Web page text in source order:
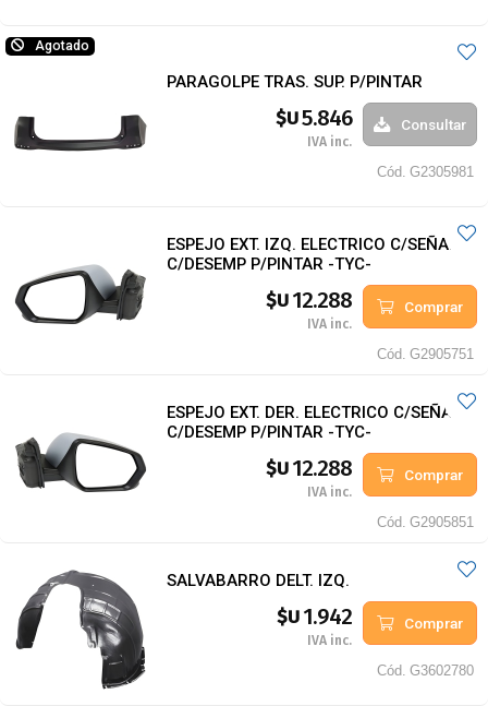
Agotado
PARAGOLPE TRAS. SUP. P/PINTAR
$U5.846
IVA inc.
Consultar
Cód. G2305981
ESPEJO EXT. IZQ. ELECTRICO C/SEÑAL
C/DESEMP P/PINTAR -TYC-
$U12.288
IVA inc.
Comprar
Cód. G2905751
ESPEJO EXT. DER. ELECTRICO C/SEÑAL
C/DESEMP P/PINTAR -TYC-
$U12.288
IVA inc.
Comprar
Cód. G2905851
SALVABARRO DELT. IZQ.
$U1.942
IVA inc.
Comprar
Cód. G3602780